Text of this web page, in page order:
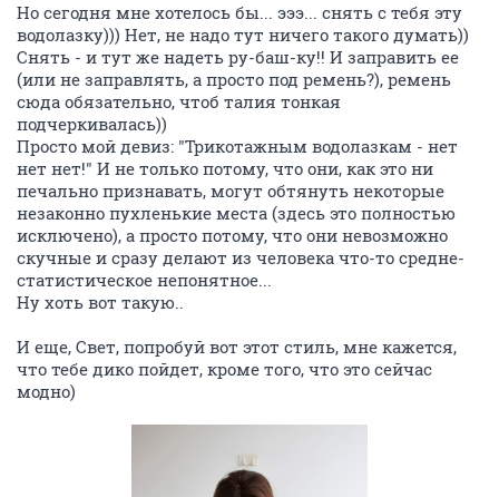
Но сегодня мне хотелось бы... эээ... снять с тебя эту
водолазку))) Нет, не надо тут ничего такого думать))
Снять - и тут же надеть ру-баш-ку!! И заправить ее
(или не заправлять, а просто под ремень?), ремень
сюда обязательно, чтоб талия тонкая
подчеркивалась))
Просто мой девиз: "Трикотажным водолазкам - нет
нет нет!" И не только потому, что они, как это ни
печально признавать, могут обтянуть некоторые
незаконно пухленькие места (здесь это полностью
исключено), а просто потому, что они невозможно
скучные и сразу делают из человека что-то средне-
статистическое непонятное...
Ну хоть вот такую..
И еще, Свет, попробуй вот этот стиль, мне кажется,
что тебе дико пойдет, кроме того, что это сейчас
модно)